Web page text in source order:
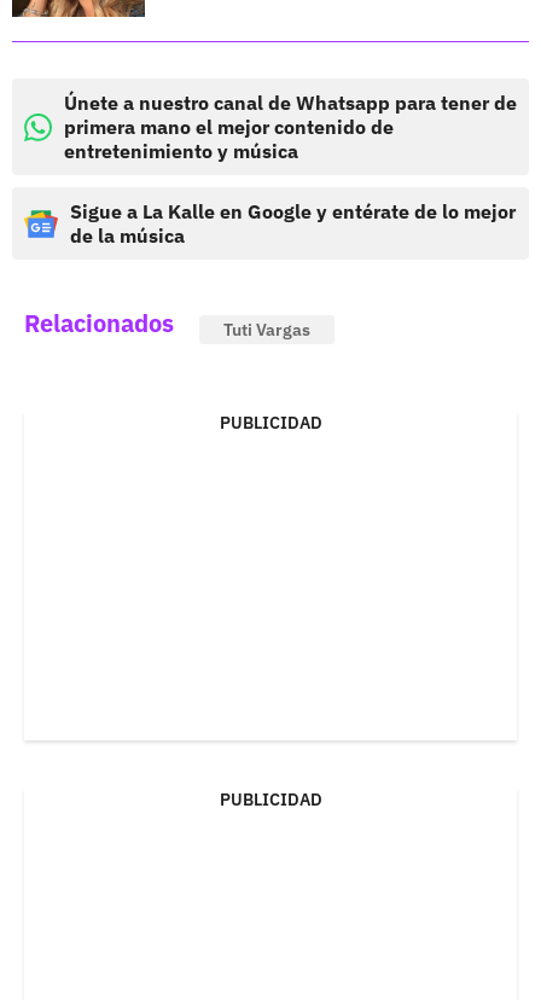
Únete a nuestro canal de Whatsapp para tener de
primera mano el mejor contenido de
entretenimiento y música
Sigue a La Kalle en Google y entérate de lo mejor
de la música
Relacionados Tuti Vargas
PUBLICIDAD
PUBLICIDAD